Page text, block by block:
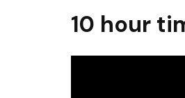
10 hour